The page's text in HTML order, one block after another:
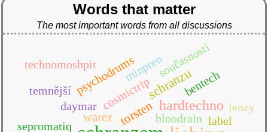
Words that matter
The most important words from all discussions
hardtechno
schranzu
torsten
warez
bentech
bloodrain
cosmictrip
daymar
label
lenzy
minpren
psychodrums
sepromatiq
současnosti
technomoshpit
temnější